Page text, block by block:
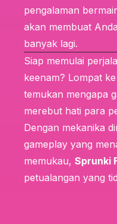
pengalaman
akan membuat
banyak lagi.
Siap memulai
keenam? Lompat ke
temukan mengapa
merebut hati para
Dengan mekanika
gameplay yang
memukau, Sprunki
petualangan yang